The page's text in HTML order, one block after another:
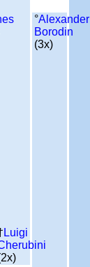
°Alexander
Borodin
(3x)
Luigi